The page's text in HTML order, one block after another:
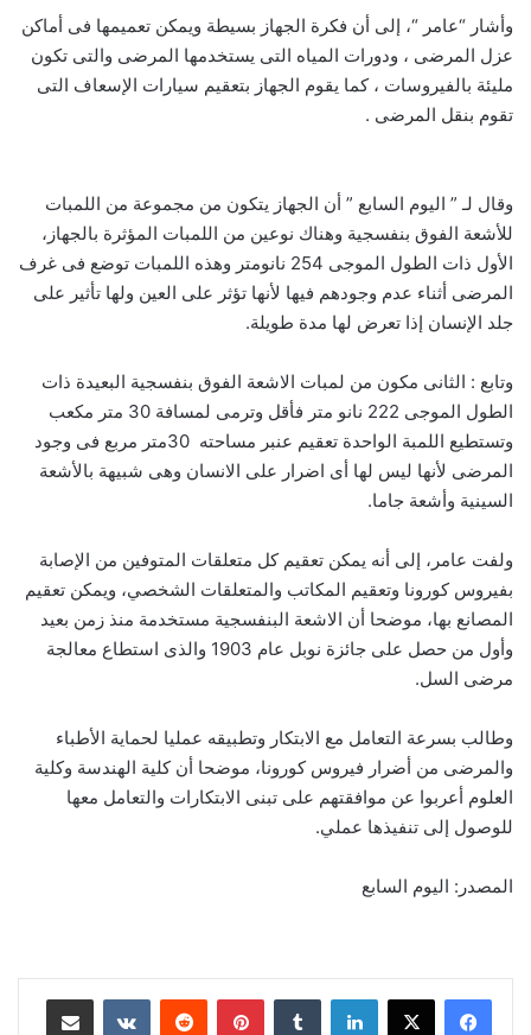
وأشار “عامر “، إلى أن فكرة الجهاز بسيطة ويمكن تعميمها فى أماكن
عزل المرضى ، ودورات المياه التى يستخدمها المرضى والتى تكون
مليئة بالفيروسات ، كما يقوم الجهاز بتعقيم سيارات الإسعاف التى
تقوم بنقل المرضى .
وقال لـ ” اليوم السابع ” أن الجهاز يتكون من مجموعة من اللمبات
للأشعة الفوق بنفسجية وهناك نوعين من اللمبات المؤثرة بالجهاز،
الأول ذات الطول الموجى 254 نانومتر وهذه اللمبات توضع فى غرف
المرضى أثناء عدم وجودهم فيها لأنها تؤثر على العين ولها تأثير على
جلد الإنسان إذا تعرض لها مدة طويلة.
وتابع : الثانى مكون من لمبات الاشعة الفوق بنفسجية البعيدة ذات
الطول الموجى 222 نانو متر فأقل وترمى لمسافة 30 متر مكعب
وتستطيع اللمبة الواحدة تعقيم عنبر مساحته 30متر مربع فى وجود
المرضى لأنها ليس لها أى اضرار على الانسان وهى شبيهة بالأشعة
السينية وأشعة جاما.
ولفت عامر، إلى أنه يمكن تعقيم كل متعلقات المتوفين من الإصابة
بفيروس كورونا وتعقيم المكاتب والمتعلقات الشخصي، ويمكن تعقيم
المصانع بها، موضحا أن الاشعة البنفسجية مستخدمة منذ زمن بعيد
وأول من حصل على جائزة نوبل عام 1903 والذى استطاع معالجة
مرضى السل.
وطالب بسرعة التعامل مع الابتكار وتطبيقه عمليا لحماية الأطباء
والمرضى من أضرار فيروس كورونا، موضحا أن كلية الهندسة وكلية
العلوم أعربوا عن موافقتهم على تبنى الابتكارات والتعامل معها
للوصول إلى تنفيذها عملي.
المصدر: اليوم السابع
لينكدإن بينتيريست مشاركة عبر البريد